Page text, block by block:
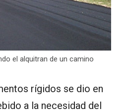
el alquitran de un camino
rígidos se dio en
a la necesidad del